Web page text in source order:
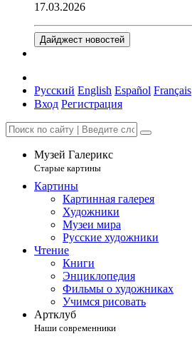
17.03.2026
Дайджест новостей
Русский English Español Français
Вход Регистрация
Музей Галерикс
Старые картины
Картины
Картинная галерея
Художники
Музеи мира
Русские художники
Чтение
Книги
Энциклопедия
Фильмы о художниках
Учимся рисовать
Артклуб
Наши современники